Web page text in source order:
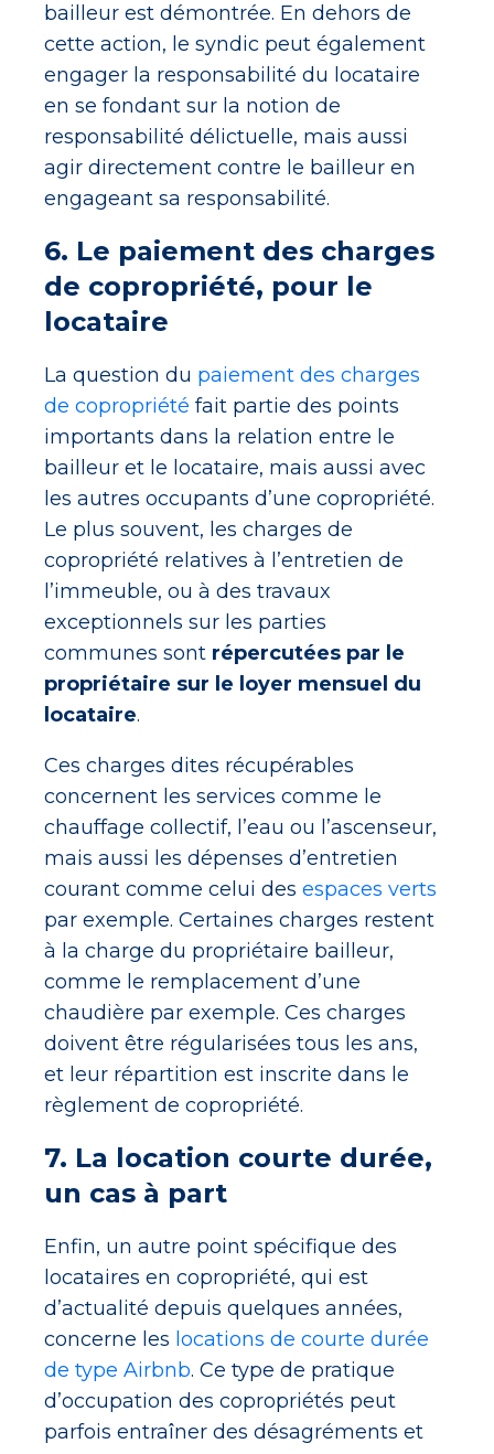
bailleur est démontrée. En dehors de
cette action, le syndic peut également
engager la responsabilité du locataire
en se fondant sur la notion de
responsabilité délictuelle, mais aussi
agir directement contre le bailleur en
engageant sa responsabilité.
6. Le paiement des charges
de copropriété, pour le
locataire
La question du paiement des charges
de copropriété fait partie des points
importants dans la relation entre le
bailleur et le locataire, mais aussi avec
les autres occupants d’une copropriété.
Le plus souvent, les charges de
copropriété relatives à l’entretien de
l’immeuble, ou à des travaux
exceptionnels sur les parties
communes sont répercutées par le
propriétaire sur le loyer mensuel du
locataire.
Ces charges dites récupérables
concernent les services comme le
chauffage collectif, l’eau ou l’ascenseur,
mais aussi les dépenses d’entretien
courant comme celui des espaces verts
par exemple. Certaines charges restent
à la charge du propriétaire bailleur,
comme le remplacement d’une
chaudière par exemple. Ces charges
doivent être régularisées tous les ans,
et leur répartition est inscrite dans le
règlement de copropriété.
7. La location courte durée,
un cas à part
Enfin, un autre point spécifique des
locataires en copropriété, qui est
d’actualité depuis quelques années,
concerne les locations de courte durée
de type Airbnb. Ce type de pratique
d’occupation des copropriétés peut
parfois entraîner des désagréments et